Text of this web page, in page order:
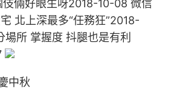
伎倆好眼生呀2018-10-08 微信
北上深最多“任務狂”2018-
所 掌握度 抖腿也是有利
中秋